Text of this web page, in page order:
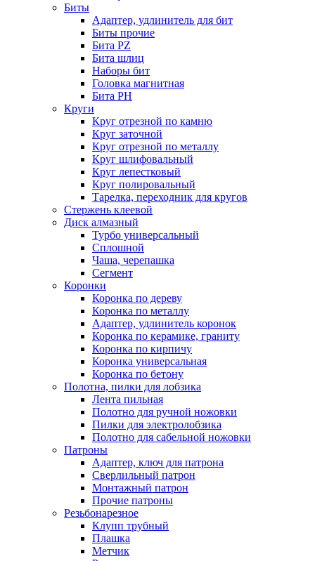
Биты
Адаптер, удлинитель для бит
Биты прочие
Бита PZ
Бита шлиц
Наборы бит
Головка магнитная
Бита PH
Круги
Круг отрезной по камню
Круг заточной
Круг отрезной по металлу
Круг шлифовальный
Круг лепестковый
Круг полировальный
Тарелка, переходник для кругов
Стержень клеевой
Диск алмазный
Турбо универсальный
Сплошной
Чаша, черепашка
Сегмент
Коронки
Коронка по дереву
Коронка по металлу
Адаптер, удлинитель коронок
Коронка по керамике, граниту
Коронка по кирпичу
Коронка универсальная
Коронка по бетону
Полотна, пилки для лобзика
Лента пильная
Полотно для ручной ножовки
Пилки для электролобзика
Полотно для сабельной ножовки
Патроны
Адаптер, ключ для патрона
Сверлильный патрон
Монтажный патрон
Прочие патроны
Резьбонарезное
Клупп трубный
Плашка
Метчик